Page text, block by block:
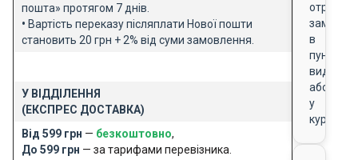
пошта» протягом 7 днів.
• Вартість переказу післяплати Нової пошти
становить 20 грн + 2% від суми замовлення.
У ВІДДІЛЕННЯ
(ЕКСПРЕС ДОСТАВКА)
Від 599 грн — безкоштовно,
До 599 грн — за тарифами перевізника.
в
пункті
видачі
або
у
кур'єра